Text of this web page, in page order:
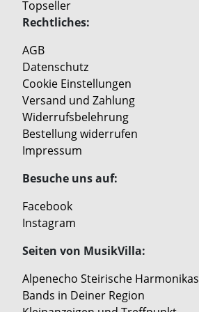
Topseller
Rechtliches:
AGB
Datenschutz
Cookie Einstellungen
Versand und Zahlung
Widerrufsbelehrung
Bestellung widerrufen
Impressum
Besuche uns auf:
Facebook
Instagram
Seiten von MusikVilla:
Alpenecho Steirische Harmonikas
Bands in Deiner Region